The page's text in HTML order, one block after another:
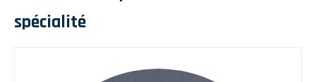
spécialité